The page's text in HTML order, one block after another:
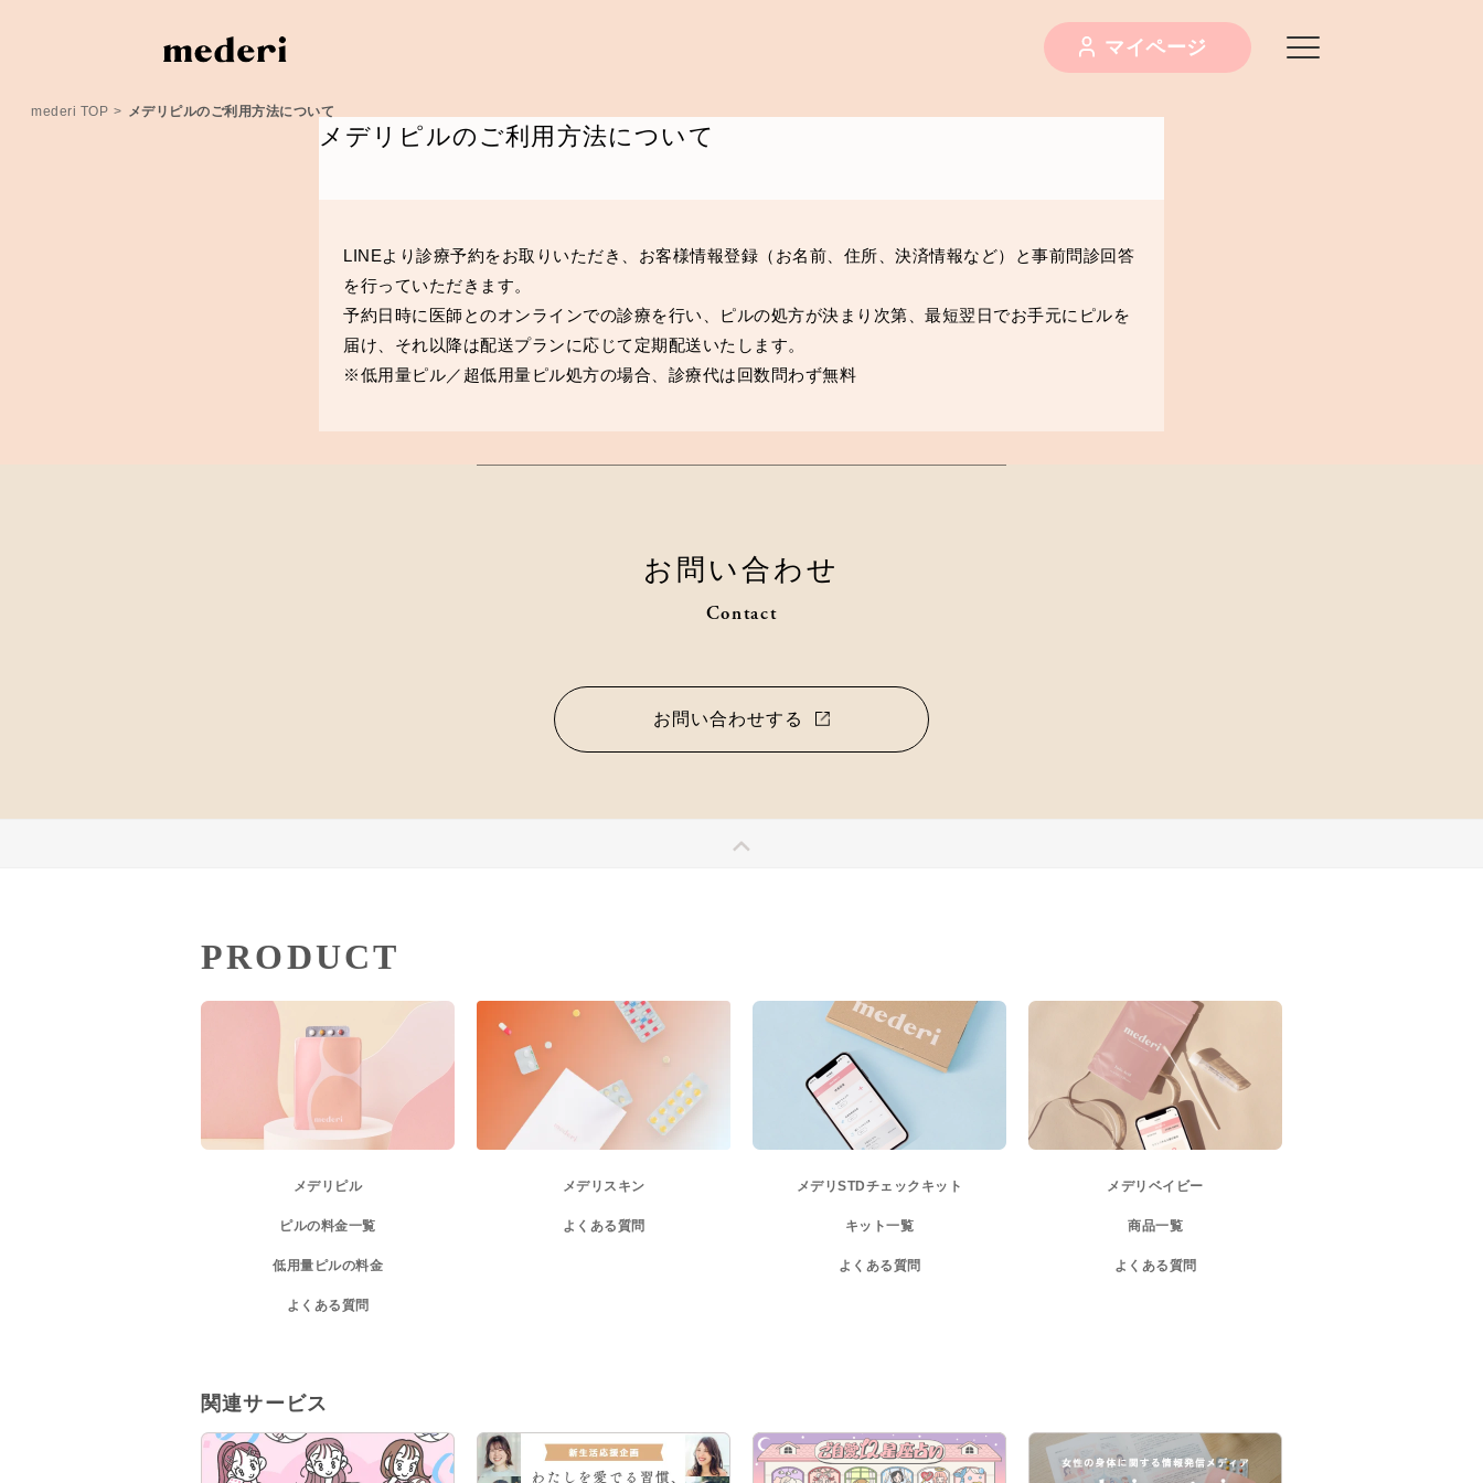
マイページ
mederi TOP > メデリピルのご利用方法について
メデリピルのご利用方法について
LINEより診療予約をお取りいただき、お客様情報登録（お名前、住所、決済情報など）と事前問診回答
を行っていただきます。
予約日時に医師とのオンラインでの診療を行い、ピルの処方が決まり次第、最短翌日でお手元にピルを
届け、それ以降は配送プランに応じて定期配送いたします。
※低用量ピル／超低用量ピル処方の場合、診療代は回数問わず無料
お問い合わせ
Contact
お問い合わせする
PRODUCT
メデリピル
ピルの料金一覧
低用量ピルの料金
よくある質問
メデリスキン
よくある質問
メデリSTDチェックキット
キット一覧
よくある質問
メデリベイビー
商品一覧
よくある質問
関連サービス